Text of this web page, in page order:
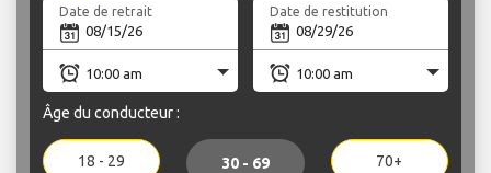
Date de retrait Date de restitution
Âge du conducteur :
18 - 29 30 - 69 70+